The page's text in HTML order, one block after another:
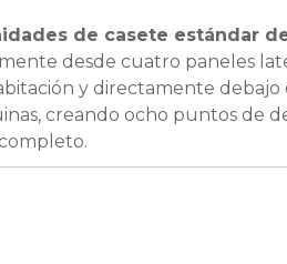
de casete estándar
desde cuatro paneles
y directamente debajo
creando ocho puntos de